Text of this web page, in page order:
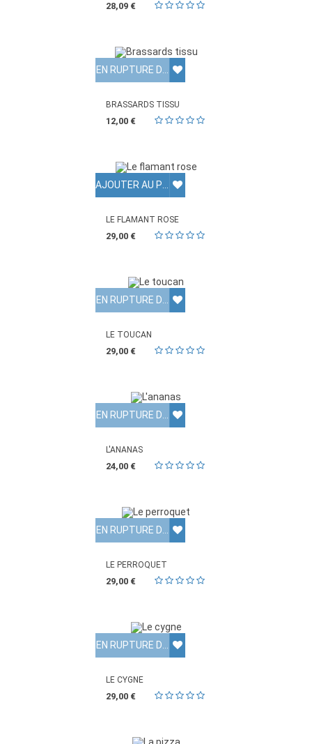
28,09 €
EN RUPTURE DE STOCK
BRASSARDS TISSU
12,00 €
AJOUTER AU PANIER
LE FLAMANT ROSE
29,00 €
EN RUPTURE DE STOCK
LE TOUCAN
29,00 €
EN RUPTURE DE STOCK
L'ANANAS
24,00 €
EN RUPTURE DE STOCK
LE PERROQUET
29,00 €
EN RUPTURE DE STOCK
LE CYGNE
29,00 €